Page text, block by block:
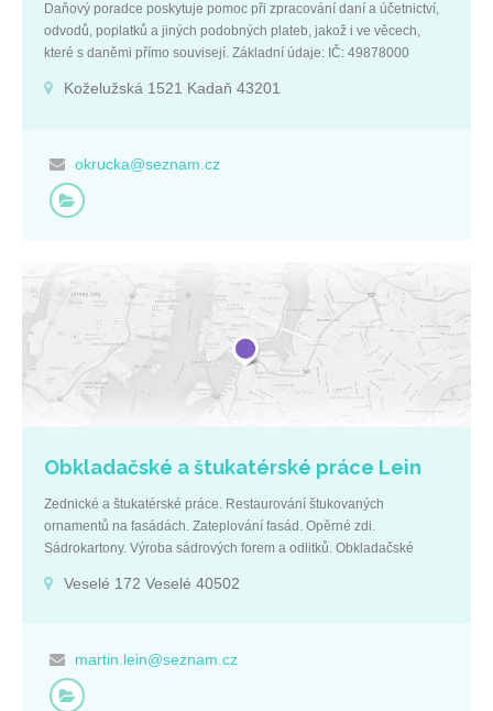
Daňový poradce poskytuje pomoc při zpracování daní a účetnictví,
odvodů, poplatků a jiných podobných plateb, jakož i ve věcech,
které s daněmi přímo souvisejí. Základní údaje: IČ: 49878000
474 343 616 okrucka@seznam.cz p. Zdena Okrucká Doubravská
Koželužská 1521 Kadaň 43201
okrucka@seznam.cz
Obkladačské a štukatérské práce Lein
Zednické a štukatérské práce. Restaurování štukovaných
ornamentů na fasádách. Zateplování fasád. Opěrné zdi.
Sádrokartony. Výroba sádrových forem a odlitků. Obkladačské
bazénům, na balkóny, montáž dřevěných teras. Montáž plotů.
kontakty: +420 604 153 741 martin.lein@seznam.cz Provozní doba:
po telefonické domluvě p. Martin Lein majitel +420 604 153 741
martin.lein@seznam.cz
Veselé 172 Veselé 40502
martin.lein@seznam.cz